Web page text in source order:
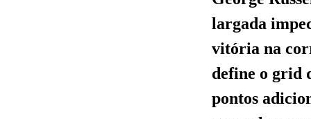
largada
vitória na
define o grid
pontos